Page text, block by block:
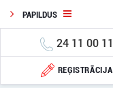
PAPILDUS
24 11 00 11
REĢISTRĀCIJA